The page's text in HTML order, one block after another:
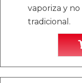
vaporiza y
tradicional.